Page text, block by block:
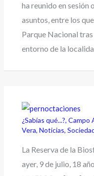
ha reunido en
asuntos, entre los
Parque Nacional
entorno de la
¿Sabías qué...?,Campo
Vera,Noticias,
La Reserva de la
ayer, 9 de julio, 18